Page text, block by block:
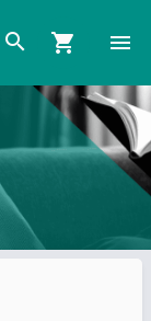
search shopping_cart menu